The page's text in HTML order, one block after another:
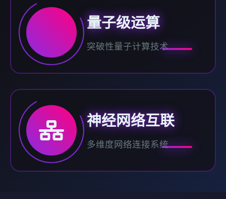
量子级运算
突破性量子计算技术
神经网络互联
多维度网络连接系统